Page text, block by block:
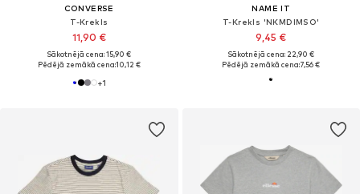
CONVERSE
T-Krekls
11,90 €
Sākotnējā cena: 15,90 €
Pēdējā zemākā cena:10,12 €
+1
NAME IT
T-Krekls 'NKMDIMSO'
9,45 €
Sākotnējā cena: 22,90 €
Pēdējā zemākā cena:7,56 €